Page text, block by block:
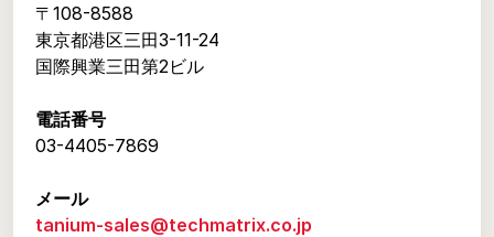
〒108-8588
東京都港区三田3-11-24
国際興業三田第2ビル
電話番号
03-4405-7869
メール
tanium-sales@techmatrix.co.jp